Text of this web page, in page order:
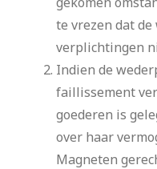
te vrezen dat
verplichtingen
Indien de
faillissement
goederen is
over haar
Magneten